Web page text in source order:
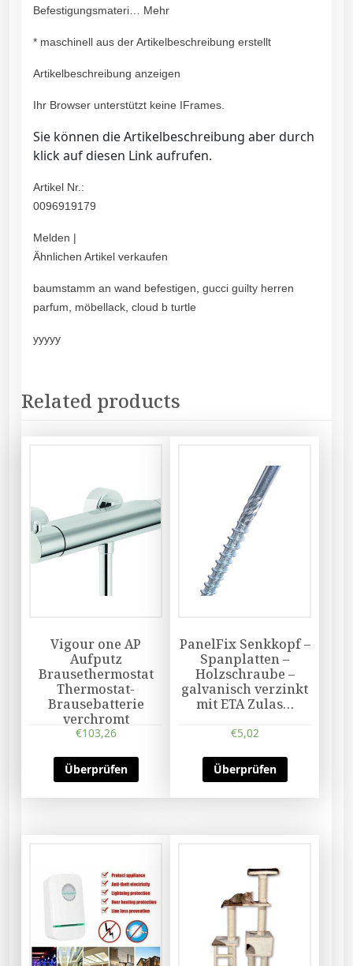
Befestigungsmateri… Mehr
* maschinell aus der Artikelbeschreibung erstellt
Artikelbeschreibung anzeigen
Ihr Browser unterstützt keine IFrames.
Sie können die Artikelbeschreibung aber durch
klick auf diesen Link aufrufen.
Artikel Nr.:
0096919179
Melden |
Ähnlichen Artikel verkaufen
baumstamm an wand befestigen, gucci guilty herren
parfum, möbellack, cloud b turtle
yyyyy
Related products
Vigour one AP
Aufputz
Brausethermostat
Thermostat-
Brausebatterie
verchromt
€103,26
Überprüfen
PanelFix Senkkopf –
Spanplatten –
Holzschraube –
galvanisch verzinkt
mit ETA Zulas…
€5,02
Überprüfen